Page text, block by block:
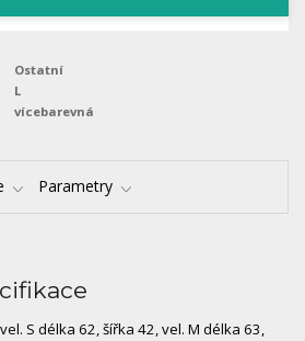
Ostatní
L
vícebarevná
Parametry
S délka 62, šířka 42, vel. M délka 63,